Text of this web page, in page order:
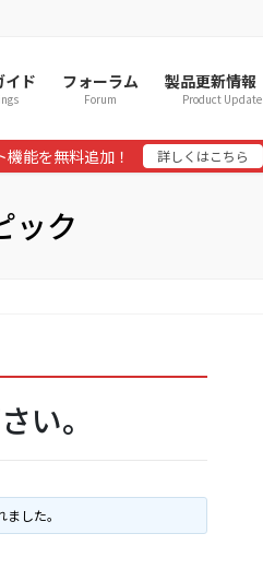
イド フォーラム
Forum
製品更新情報
Product Update
能を無料追加！ 詳しくはこちら
ック
い。
した。